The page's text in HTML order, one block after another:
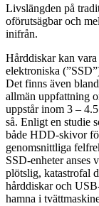
Livslängden på
oförutsägbar och
inifrån.
Hårddiskar kan
elektroniska
Det finns även
allmän uppfattning
uppstår inom 3 –
så. Enligt en studie
både HDD-skivor
genomsnittliga
SSD-enheter
plötslig, katastrofal
hårddiskar och
hamna i